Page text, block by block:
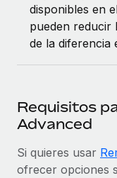
disponibles en
pueden reducir
de la diferencia
Requisitos
Advanced
Si quieres usar
ofrecer opciones